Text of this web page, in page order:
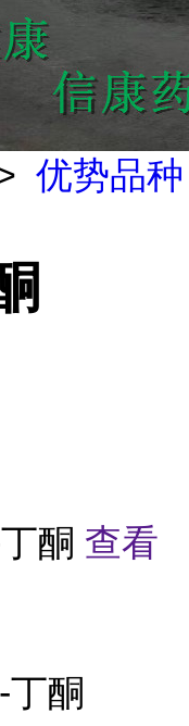
优势品种
酮 查看
酮